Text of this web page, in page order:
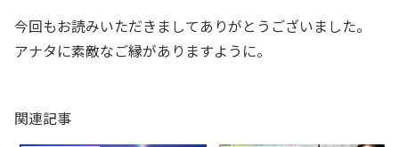
今回もお読みいただきましてありがとうございました。
アナタに素敵なご縁がありますように。
関連記事